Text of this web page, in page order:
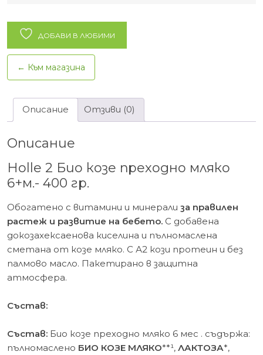
Био
козе
ДОБАВИ В ЛЮБИМИ
← Към магазина
Описание Отзиви (0)
Описание
Holle 2 Био козе преходно мляко
6+м.- 400 гр.
Обогатено с витамини и минерали за правилен
растеж и развитие на бебето. С добавена
докозахексаенова киселина и пълномаслена
сметана от козе мляко. С А2 кози протеин и без
палмово масло. Пакетирано в защитна
атмосфера.
Състав:
Състав: Био козе преходно мляко 6 мес . съдържа:
пълномаслено БИО КОЗЕ МЛЯКО**¹, ЛАКТОЗА*,